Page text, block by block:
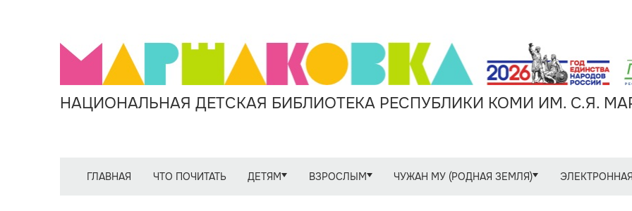
НАЦИОНАЛЬНАЯ ДЕТСКАЯ БИБЛИОТЕКА РЕСПУБЛИКИ КОМИ ИМ. С.Я.
ГЛАВНАЯ ЧТО ПОЧИТАТЬ ДЕТЯМ ВЗРОСЛЫМ ЧУЖАН МУ (РОДНАЯ ЗЕМЛЯ)